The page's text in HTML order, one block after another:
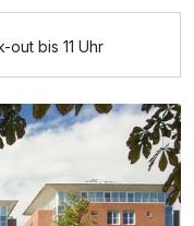
313,50 €
out bis 11 Uhr